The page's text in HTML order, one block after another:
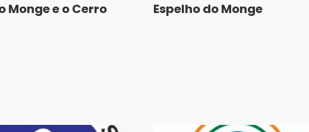
Monge e o Cerro
Espelho do Monge